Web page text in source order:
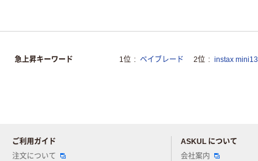
急上昇キーワード 1位 ベイブレード 2位 instax mini13
ご利用ガイド
注文について
ASKUL について
会社案内